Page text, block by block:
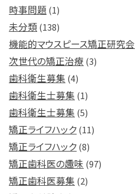
時事問題 (1)
未分類(138)
機能的マウスピース矯正研究会
次世代の矯正治療 (3)
歯科衛生募集 (4)
歯科衛生士募集 (1)
歯科衛生士募集 (5)
矯正ライフハック(11)
矯正ライフハック(8)
矯正歯科医の趣味 (97)
矯正歯科医募集 (2)